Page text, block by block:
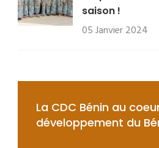
saison !
05 Janvier 2024
La CDC Bénin au
développement du